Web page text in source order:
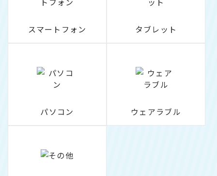
スマートフォン タブレット
パソコン ウェアラブル